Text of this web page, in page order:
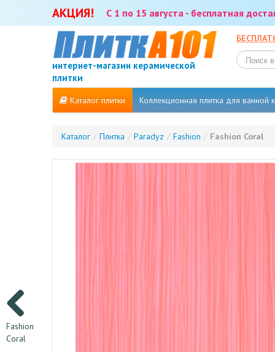
АКЦИЯ! С 1 по 15 августа - бесплатная
интернет-магазин керамической
плитки
Каталог плитки Коллекционная плитка для ванной
Каталог / Плитка / Paradyz / Fashion / Fashion Coral
Fashion
Coral